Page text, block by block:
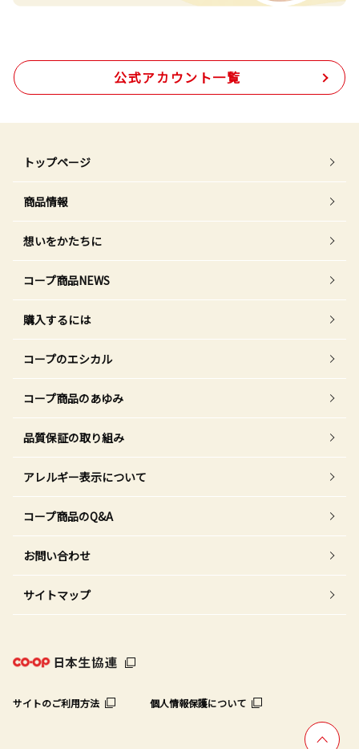
公式アカウント一覧
トップページ
商品情報
想いをかたちに
コープ商品NEWS
購入するには
コープのエシカル
コープ商品のあゆみ
品質保証の取り組み
アレルギー表示について
コープ商品のQ&A
お問い合わせ
サイトマップ
サイトのご利用方法 個人情報保護について